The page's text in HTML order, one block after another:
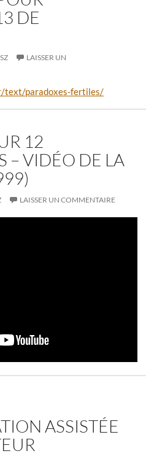
DE
LAISSER UN
text/paradoxes-fertiles/
12
– VIDÉO DE LA
LAISSER UN COMMENTAIRE
ASSISTÉE